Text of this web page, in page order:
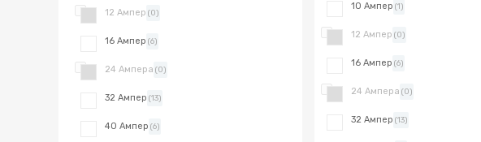
10 Ампер (1)
12 Ампер (0)
16 Ампер (6)
24 Ампера (0)
32 Ампер (13)
12 Ампер (0)
16 Ампер (6)
24 Ампера (0)
32 Ампер (13)
40 Ампер (6)